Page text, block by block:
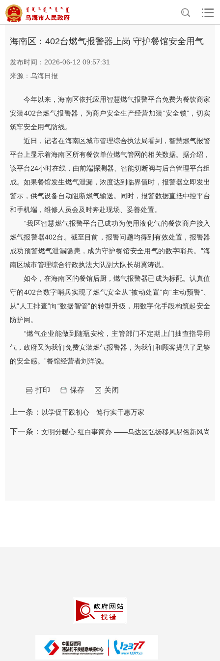
首页>资讯中心 > 三区动态
海南区：402台燃气报警器上岗 守护餐馆安全用气
发布时间：2026-06-12 09:57:31
来源：乌海日报
今年以来，海南区依托应用智慧燃气报警平台免费为餐饮商家
安装402台燃气报警器，为商户安全生产经营加装“安全锁”，切实
筑牢安全用气防线。
近日，记者在海南区城市管理综合执法局看到，智慧燃气报警
平台上显示着海南区所有餐饮单位燃气管网的相关数据。据介绍，
该平台24小时在线，由前端探测器、智能切断阀与后台管理平台组
成。如果餐馆发生燃气泄漏，浓度达到临界值时，报警器立即发出
警示，供气设备自动阻断燃气输送。同时，报警数据直抵中控平台
和手机端，维修人员会及时奔赴现场、妥善处置。
“我区智慧燃气报警平台已成功为使用液化气的餐饮商户接入
燃气报警器402台。截至目前，报警问题均得到有效处置，报警器
成功预警燃气泄漏隐患，成为守护餐馆安全用气的数字哨兵。”海
南区城市管理综合行政执法大队副大队长胡冀涛说。
如今，在海南区的餐馆后厨，燃气报警器已成为标配。认真值
守的402台数字哨兵实现了燃气安全从“被动处置”向“主动预警”、
从“人工排查”向“数据智管”的转型升级，用数字化手段构筑起安全
防护网。
“燃气企业能做到随瓶安检，主管部门不定期上门抽查指导用
气，政府又为我们免费安装燃气报警器，为我们和顾客提供了足够
的安全感。”餐馆经营者刘洋说。
关闭
保存
打印
上一条： 以学促干践初心 笃行实干惠万家
下一条： 文明分暖心 红白事简办 ——乌达区弘扬移风易俗新风尚